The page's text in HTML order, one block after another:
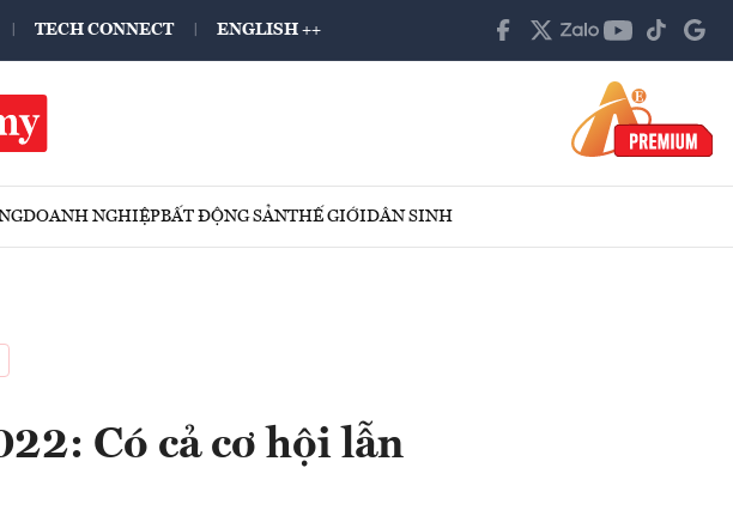
TECH CONNECT ENGLISH ++
DOANH NGHIỆPBẤT ĐỘNG SẢNTHẾ GIỚIDÂN SINH
Có cả cơ hội lẫn